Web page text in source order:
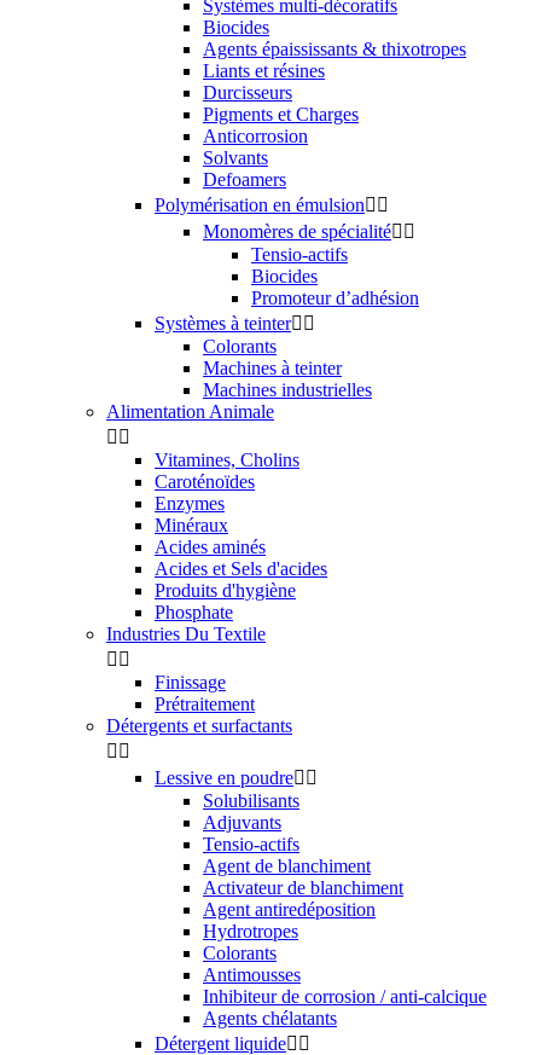
Systèmes multi-décoratifs
Biocides
Agents épaississants & thixotropes
Liants et résines
Durcisseurs
Pigments et Charges
Anticorrosion
Solvants
Defoamers
Polymérisation en émulsion 
Monomères de spécialité 
Tensio-actifs
Biocides
Promoteur d’adhésion
Systèmes à teinter 
Colorants
Machines à teinter
Machines industrielles
Alimentation Animale
 
Vitamines, Cholins
Caroténoïdes
Enzymes
Minéraux
Acides aminés
Acides et Sels d'acides
Produits d'hygiène
Phosphate
Industries Du Textile
 
Finissage
Prétraitement
Détergents et surfactants
 
Lessive en poudre 
Solubilisants
Adjuvants
Tensio-actifs
Agent de blanchiment
Activateur de blanchiment
Agent antiredéposition
Hydrotropes
Colorants
Antimousses
Inhibiteur de corrosion / anti-calcique
Agents chélatants
Détergent liquide 